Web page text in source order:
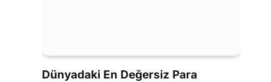
Dünyadaki En Değersiz Para